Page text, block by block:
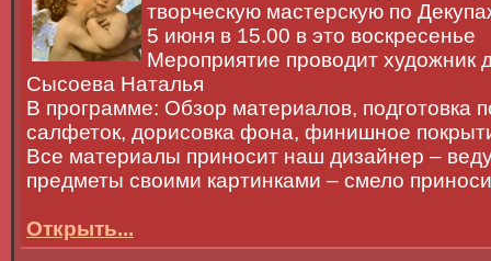
творческую мастерскую по
5 июня в 15.00 в это воскресенье
Мероприятие проводит художник
Сысоева Наталья
В программе: Обзор материалов, подготовка
салфеток, дорисовка фона, финишное
Все материалы приносит наш дизайнер –
предметы своими картинками – смело
Открыть...